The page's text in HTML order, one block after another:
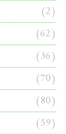
(2)
(62)
(36)
(70)
(80)
(59)